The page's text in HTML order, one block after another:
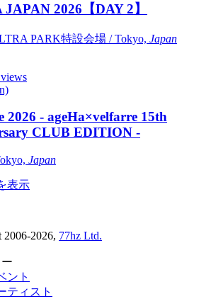
2026【DAY 2】
PARK特設会場 / Tokyo, Japan
2026 - ageHa×velfarre 15th
CLUB EDITION -
Japan
表示
2006-2026, 77hz Ltd.
ント
ティスト